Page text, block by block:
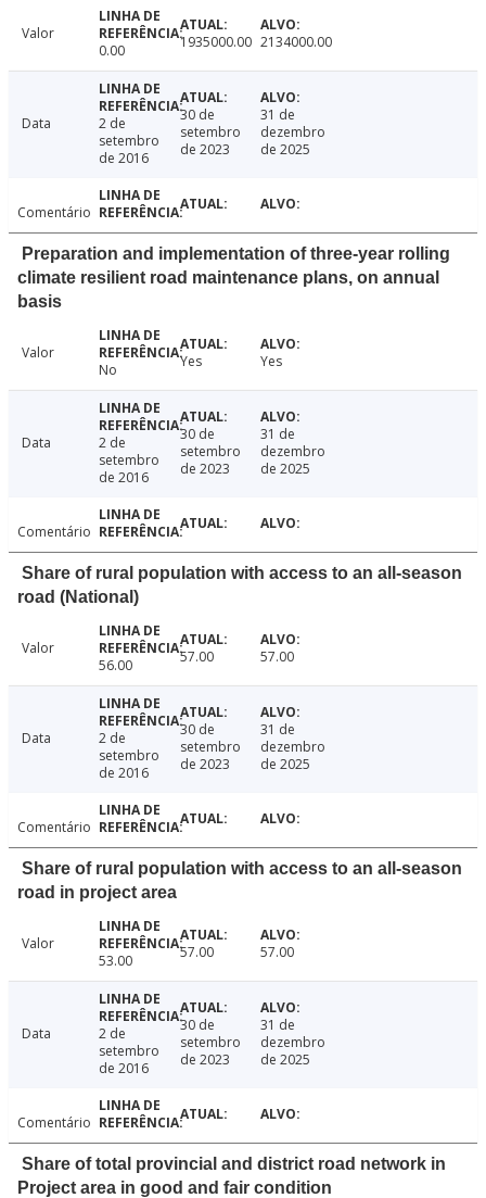
Valor
0.00
1935000.00 2134000.00
Data
2 de
setembro
de 2016
30 de
setembro
de 2023
31 de
dezembro
de 2025
Comentário
Preparation and implementation of three-year rolling
climate resilient road maintenance plans, on annual
basis
Valor
No
Yes Yes
Data
2 de
setembro
de 2016
30 de
setembro
de 2023
31 de
dezembro
de 2025
Comentário
Share of rural population with access to an all-season
road (National)
Valor
56.00
57.00 57.00
Data
2 de
setembro
de 2016
30 de
setembro
de 2023
31 de
dezembro
de 2025
Comentário
Share of rural population with access to an all-season
road in project area
Valor
53.00
57.00 57.00
Data
2 de
setembro
de 2016
30 de
setembro
de 2023
31 de
dezembro
de 2025
Comentário
Share of total provincial and district road network in
Project area in good and fair condition